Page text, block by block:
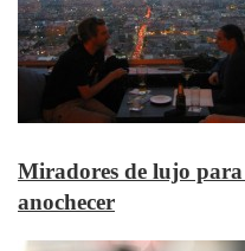
Miradores de lujo
anochecer